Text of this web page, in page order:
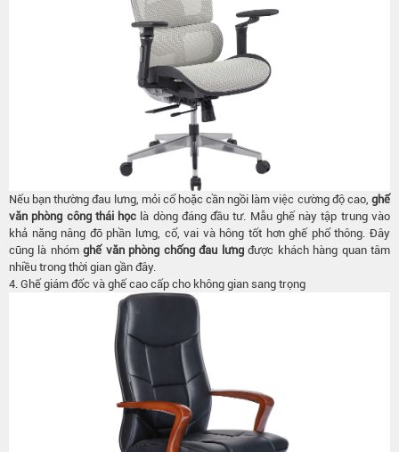
Nếu bạn thường đau lưng, mỏi cổ hoặc cần ngồi làm việc cường độ cao, ghế
văn phòng công thái học là dòng đáng đầu tư. Mẫu ghế này tập trung vào
khả năng nâng đỡ phần lưng, cổ, vai và hông tốt hơn ghế phổ thông. Đây
cũng là nhómghế văn phòng chống đau lưngđược khách hàng quan tâm
nhiều trong thời gian gần đây.
4. Ghế giám đốc và ghế cao cấp cho không gian sang trọng